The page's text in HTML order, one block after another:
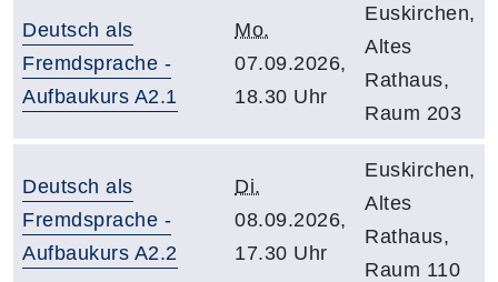
Deutsch als
Fremdsprache -
Aufbaukurs A2.1
Mo.
07.09.2026,
18.30 Uhr
Euskirchen,
Altes
Rathaus,
Raum 203
Deutsch als
Fremdsprache -
Aufbaukurs A2.2
Di.
08.09.2026,
17.30 Uhr
Euskirchen,
Altes
Rathaus,
Raum 110